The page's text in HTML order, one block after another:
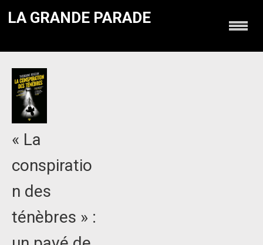
LA GRANDE PARADE
« La
conspiratio
n des
ténèbres » :